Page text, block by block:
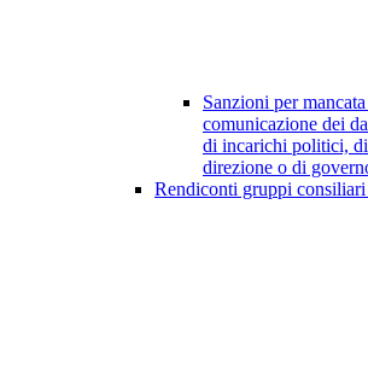
Sanzioni per
comunicazione dei
di incarichi politici,
direzione o di
Rendiconti gruppi